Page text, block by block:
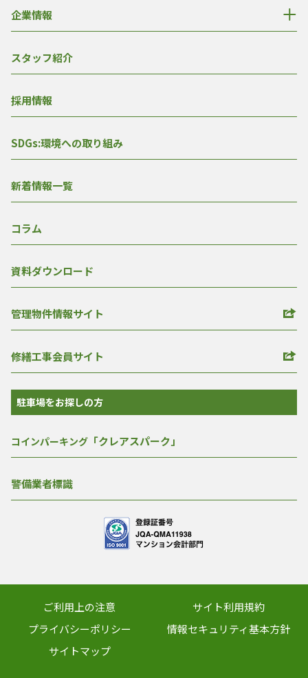
企業情報
スタッフ紹介
採用情報
SDGs:環境への取り組み
新着情報一覧
コラム
資料ダウンロード
管理物件情報サイト
修繕工事会員サイト
駐車場をお探しの方
コインパーキング 「クレアスパーク」
警備業者標識
ご利用上の注意
サイト利用規約
プライバシーポリシー
情報セキュリティ基本方針
サイトマップ